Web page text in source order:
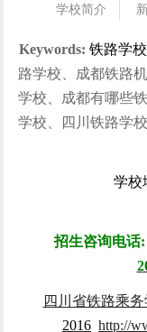
学校简介
Keywords: 铁路学
路学校、成都铁路
学校、成都有哪些
学校、四川铁路学
学
招生咨询电话
四川省铁路乘
2016 http://